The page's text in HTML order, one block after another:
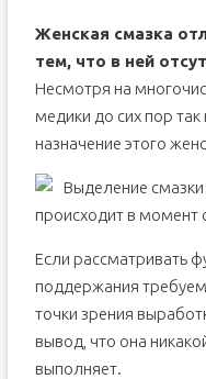
Женская смазка
тем, что в ней
Несмотря на
медики до сих пор
назначение этого
Выделение
происходит в момент
Если рассматривать
поддержания
точки зрения
вывод, что она
выполняет.